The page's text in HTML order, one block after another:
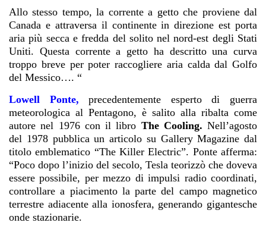
Allo stesso tempo, la corrente a getto che proviene dal
Canada e attraversa il continente in direzione est porta
aria più secca e fredda del solito nel nord-est degli Stati
Uniti. Questa corrente a getto ha descritto una curva
troppo breve per poter raccogliere aria calda dal Golfo
del Messico…. “
Lowell Ponte,
precedentemente esperto di guerra
meteorologica al Pentagono, è salito alla ribalta come
autore nel 1976 con il libro The Cooling. Nell’agosto
del 1978 pubblica un articolo su Gallery Magazine dal
titolo emblematico “The Killer Electric”. Ponte afferma:
“Poco dopo l’inizio del secolo, Tesla teorizzò che doveva
essere possibile, per mezzo di impulsi radio coordinati,
controllare a piacimento la parte del campo magnetico
terrestre adiacente alla ionosfera, generando gigantesche
onde stazionarie.